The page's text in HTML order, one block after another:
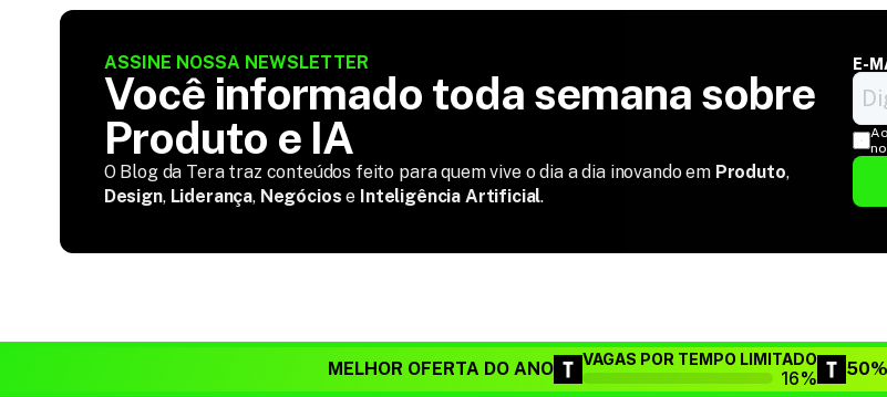
ASSINE NOSSA NEWSLETTER
Você informado toda semana sobre
Produto e IA
O Blog da Tera traz conteúdos feito para quem vive o dia a dia inovando em Produto,
Design, Liderança, Negócios e Inteligência Artificial.
E-
MELHOR OFERTA DO ANO VAGAS POR TEMPO LIMITADO
16% 50%